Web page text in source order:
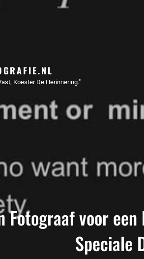
Koester De Herinnering."
Fotograaf voor
Speciale